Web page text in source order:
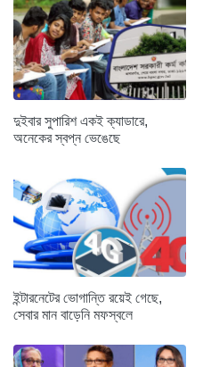
দুইবার সুপারিশ একই ক্যাডারে,
অনেকের স্বপ্ন ভেঙেছে
ইন্টারনেটের ভোগান্তি রয়েই গেছে,
সেবার মান বাড়েনি মফস্বলে